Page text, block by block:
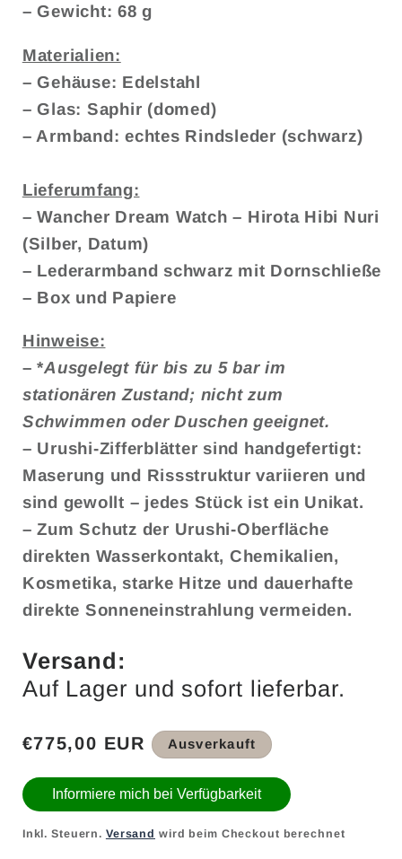
– Gewicht: 68 g
Materialien:
– Gehäuse: Edelstahl
– Glas: Saphir (domed)
– Armband: echtes Rindsleder (schwarz)
Lieferumfang:
– Wancher Dream Watch – Hirota Hibi Nuri
(Silber, Datum)
– Lederarmband schwarz mit Dornschließe
– Box und Papiere
Hinweise:
– *Ausgelegt für bis zu 5 bar im
stationären Zustand; nicht zum
Schwimmen oder Duschen geeignet.
– Urushi-Zifferblätter sind handgefertigt:
Maserung und Rissstruktur variieren und
sind gewollt – jedes Stück ist ein Unikat.
– Zum Schutz der Urushi-Oberfläche
direkten Wasserkontakt, Chemikalien,
Kosmetika, starke Hitze und dauerhafte
direkte Sonneneinstrahlung vermeiden.
Versand:
Auf Lager und sofort lieferbar.
Normaler
€775,00 EUR Ausverkauft
Informiere mich bei Verfügbarkeit
Inkl. Steuern. Versand wird beim Checkout berechnet